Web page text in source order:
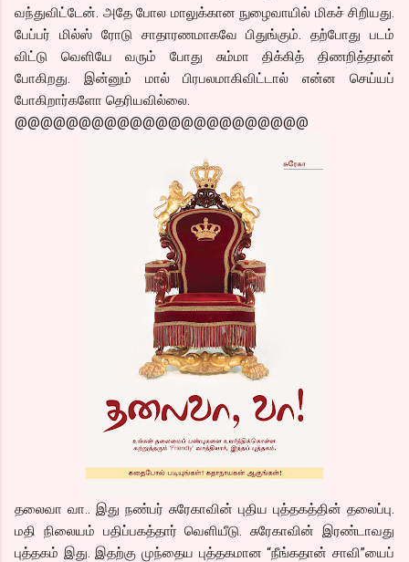
வந்துவிட்டேன். அதே போல மாலுக்கான நுழைவாயில் மிகச் சிறியது.
பேப்பர் மில்ஸ் ரோடு சாதாரணமாகவே பிதுங்கும். தற்போது படம்
விட்டு வெளியே வரும் போது சும்மா திக்கித் திணறித்தான்
போகிறது. இன்னும் மால் பிரபலமாகிவிட்டால் என்ன செய்யப்
போகிறார்களோ தெரியவில்லை.
@@@@@@@@@@@@@@@@@@@@@@@
தலைவா வா.. இது நண்பர் சுரேகாவின் புதிய புத்தகத்தின் தலைப்பு.
மதி நிலையம் பதிப்பகத்தார் வெளியீடு. சுரேகாவின் இரண்டாவது
புத்தகம் இது. இதற்கு முந்தைய புத்தகமான “நீங்கதான் சாவி”யைப்